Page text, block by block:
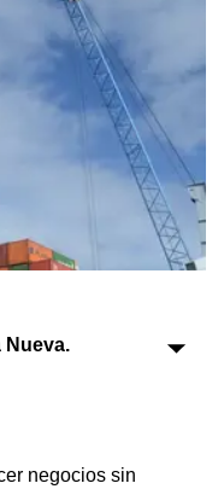
Nueva.
negocios sin